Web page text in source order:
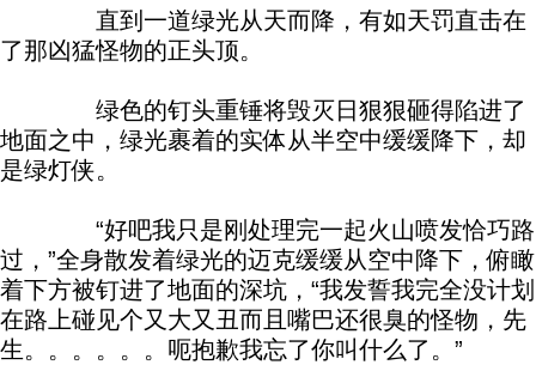
直到一道绿光从天而降，有如天罚直击在
了那凶猛怪物的正头顶。
绿色的钉头重锤将毁灭日狠狠砸得陷进了
地面之中，绿光裹着的实体从半空中缓缓降下，却
是绿灯侠。
“好吧我只是刚处理完一起火山喷发恰巧路
过，”全身散发着绿光的迈克缓缓从空中降下，俯瞰
着下方被钉进了地面的深坑，“我发誓我完全没计划
在路上碰见个又大又丑而且嘴巴还很臭的怪物，先
生。。。。。。呃抱歉我忘了你叫什么了。”